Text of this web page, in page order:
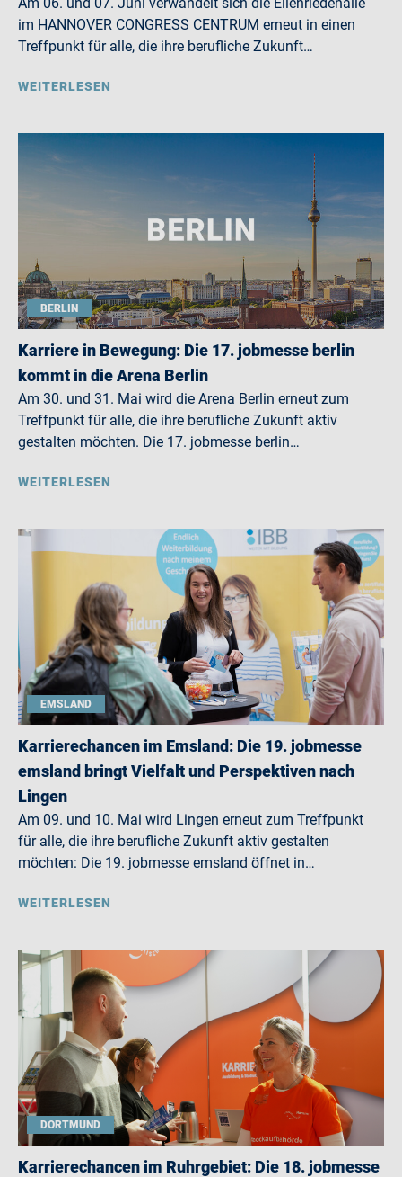
im HANNOVER CONGRESS CENTRUM erneut in einen
Treffpunkt für alle, die ihre berufliche Zukunft…
WEITERLESEN
BERLIN
Karriere in Bewegung: Die 17. jobmesse berlin
kommt in die Arena Berlin
Am 30. und 31. Mai wird die Arena Berlin erneut zum
Treffpunkt für alle, die ihre berufliche Zukunft aktiv
gestalten möchten. Die 17. jobmesse berlin…
WEITERLESEN
EMSLAND
Karrierechancen im Emsland: Die 19. jobmesse
emsland bringt Vielfalt und Perspektiven nach
Lingen
Am 09. und 10. Mai wird Lingen erneut zum Treffpunkt
für alle, die ihre berufliche Zukunft aktiv gestalten
möchten: Die 19. jobmesse emsland öffnet in…
WEITERLESEN
DORTMUND
Karrierechancen im Ruhrgebiet: Die 18. jobmesse